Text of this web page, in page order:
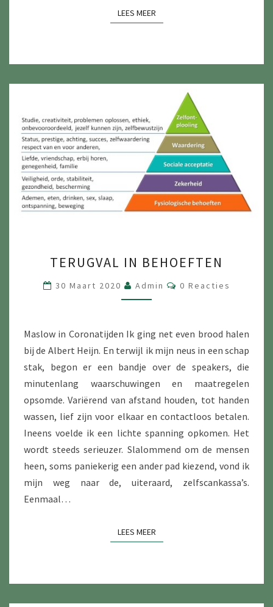
LEES MEERLEES MEER
IN
BEHOEFTEN
TERUGVAL IN BEHOEFTEN
30 Maart 2020 Admin Reacties
0 Reacties
Maslow in Coronatijden Ik ging net even brood halen
bij de Albert Heijn. En terwijl ik mijn neus in een schap
stak, begon er een bandje over de speakers, die
minutenlang waarschuwingen en maatregelen
opsomde. Variërend van afstand houden, tot handen
wassen, lief zijn voor elkaar en contactloos betalen.
Ineens voelde ik een lichte spanning opkomen. Het
wordt steeds serieuzer. Slalommend om de mensen
heen, soms paniekerig een ander pad kiezend, vond ik
mijn weg naar de, uiteraard, zelfscankassa’s.
Eenmaal…
LEES MEERLEES MEER